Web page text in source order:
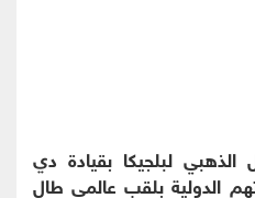
لبلجيكا بقيادة دي
الدولية بلقب عالمي طال